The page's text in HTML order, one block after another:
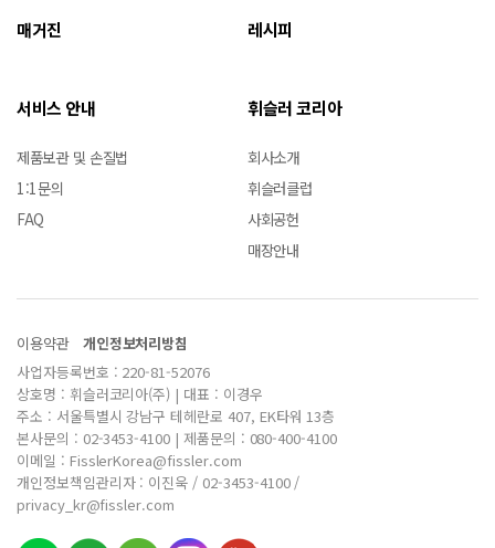
매거진 레시피
서비스 안내
제품보관 및 손질법
1:1문의
FAQ
휘슬러 코리아
회사소개
휘슬러클럽
사회공헌
매장안내
이용약관
개인정보처리방침
사업자등록번호 : 220-81-52076
상호명 : 휘슬러코리아(주) | 대표 : 이경우
주소 : 서울특별시 강남구 테헤란로 407, EK타워 13층
본사문의 : 02-3453-4100 | 제품문의 : 080-400-4100
이메일 : FisslerKorea@fissler.com
개인정보책임관리자 : 이진욱 / 02-3453-4100 /
privacy_kr@fissler.com